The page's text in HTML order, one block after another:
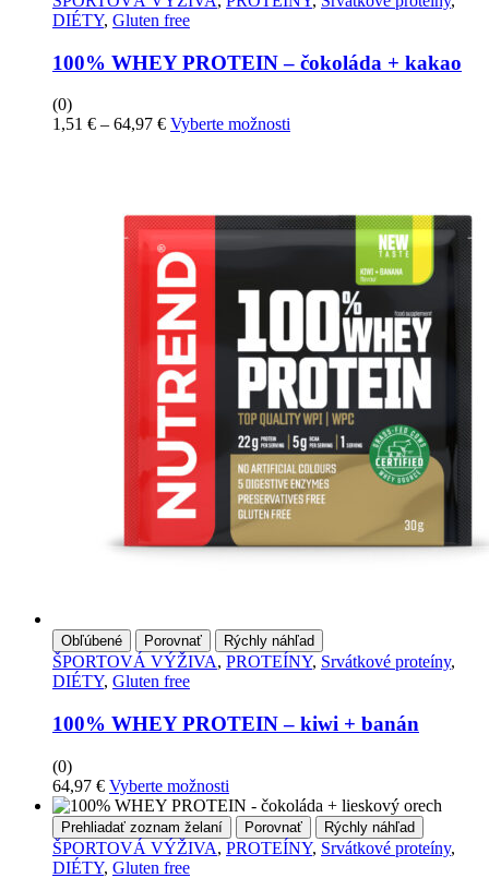
64,97 €
môžete
stránke
DIÉTY, Gluten free
100% WHEY PROTEIN – čokoláda + kakao
(0)
1,51 € – 64,97 €Price
Vyberte možnosti
Možnosti
na
produktu
Obľúbené Porovnať Rýchly náhľad
ŠPORTOVÁ VÝŽIVA, PROTEÍNY, Srvátkové proteíny,
DIÉTY, Gluten free
100% WHEY PROTEIN – kiwi + banán
(0)
64,97 € Vyberte možnosti
produkt
má
viacero
Prehliadať zoznam želaní Porovnať Rýchly náhľad
ŠPORTOVÁ VÝŽIVA, PROTEÍNY, Srvátkové proteíny,
DIÉTY, Gluten free